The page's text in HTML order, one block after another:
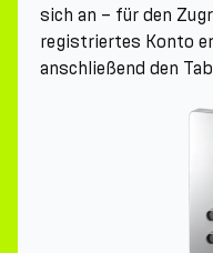
sich an – für den
registriertes Konto
anschließend den